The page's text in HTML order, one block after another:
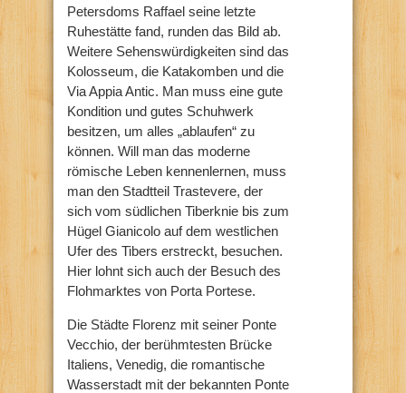
Petersdoms Raffael seine letzte
Ruhestätte fand, runden das Bild ab.
Weitere Sehenswürdigkeiten sind das
Kolosseum, die Katakomben und die
Via Appia Antic. Man muss eine gute
Kondition und gutes Schuhwerk
besitzen, um alles „ablaufen“ zu
können. Will man das moderne
römische Leben kennenlernen, muss
man den Stadtteil Trastevere, der
sich vom südlichen Tiberknie bis zum
Hügel Gianicolo auf dem westlichen
Ufer des Tibers erstreckt, besuchen.
Hier lohnt sich auch der Besuch des
Flohmarktes von Porta Portese.
Die Städte Florenz mit seiner Ponte
Vecchio, der berühmtesten Brücke
Italiens, Venedig, die romantische
Wasserstadt mit der bekannten Ponte